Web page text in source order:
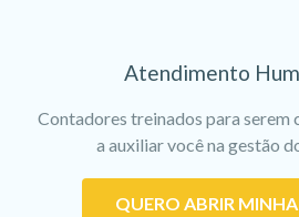
Atendimento
Contadores treinados para serem
a auxiliar você na gestão
QUERO ABRIR